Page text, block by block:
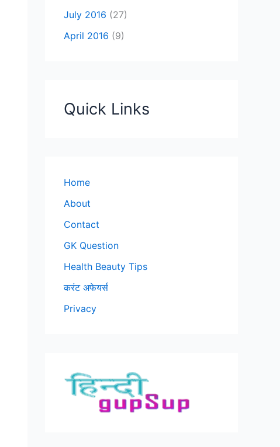
July 2016 (27)
April 2016 (9)
Quick Links
Home
About
Contact
GK Question
Health Beauty Tips
करंट अफेयर्स
Privacy